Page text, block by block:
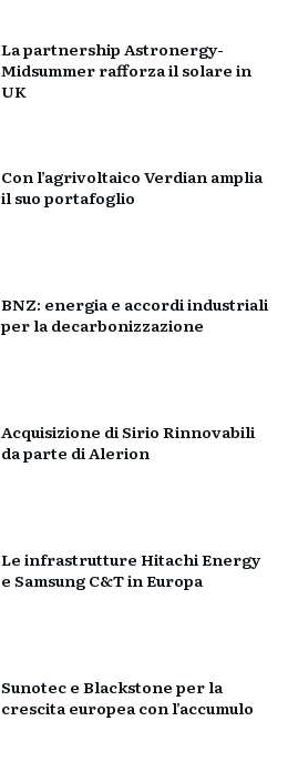
La partnership Astronergy-
Midsummer rafforza il solare in
UK
Con l’agrivoltaico Verdian amplia
il suo portafoglio
BNZ: energia e accordi industriali
per la decarbonizzazione
Acquisizione di Sirio Rinnovabili
da parte di Alerion
Le infrastrutture Hitachi Energy
e Samsung C&T in Europa
Sunotec e Blackstone per la
crescita europea con l’accumulo